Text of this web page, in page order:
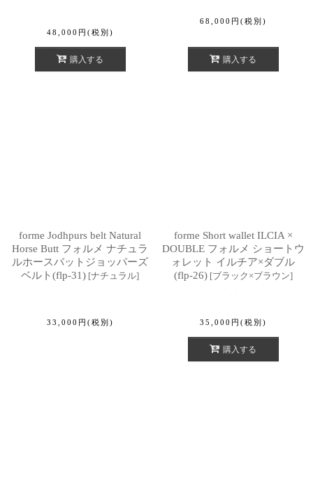
48,000 円 (税別)
購入する
68,000 円 (税別)
購入する
forme Jodhpurs belt Natural
Horse Butt フォルメ ナチュラ
ルホースバットジョッパーズ
ベルト(flp-31) [ナチュラル]
33,000 円 (税別)
forme Short wallet ILCIA ×
DOUBLE フォルメ ショートウ
ォレット イルチア×ダブル
(flp-26) [ブラック×ブラウン]
35,000 円 (税別)
購入する